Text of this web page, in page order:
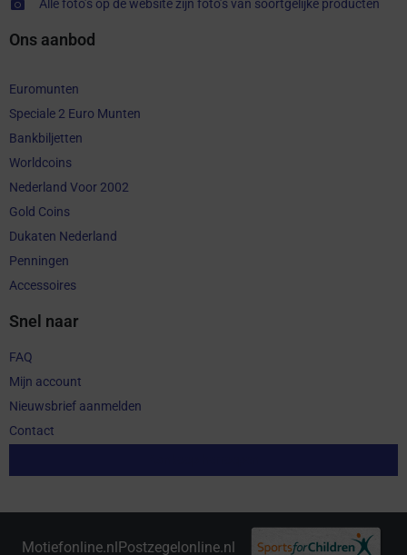
Alle foto’s op de website zijn foto’s van soortgelijke producten
Ons aanbod
Euromunten
Speciale 2 Euro Munten
Bankbiljetten
Worldcoins
Nederland Voor 2002
Gold Coins
Dukaten Nederland
Penningen
Accessoires
Snel naar
FAQ
Mijn account
Nieuwsbrief aanmelden
Contact
Motiefonline.nl Postzegelonline.nl